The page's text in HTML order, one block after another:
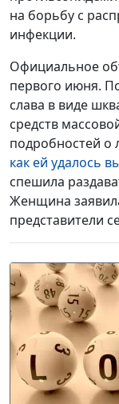
на борьбу с
инфекции.
Официальное
первого июня.
слава в виде
средств
подробностей о
как ей удалось
спешила
Женщина
представители